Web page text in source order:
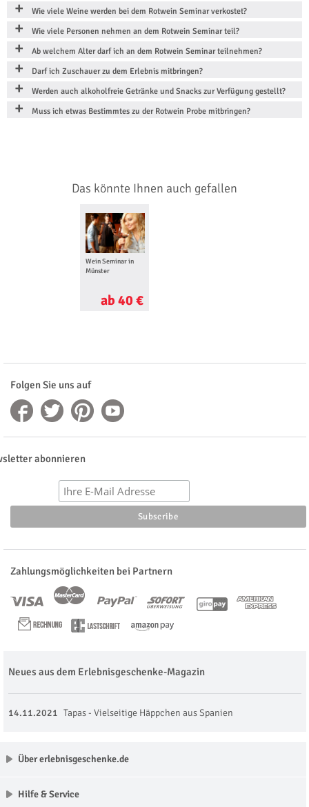
Wie viele Weine werden bei dem Rotwein Seminar verkostet?
Wie viele Personen nehmen an dem Rotwein Seminar teil?
Ab welchem Alter darf ich an dem Rotwein Seminar teilnehmen?
Darf ich Zuschauer zu dem Erlebnis mitbringen?
Werden auch alkoholfreie Getränke und Snacks zur Verfügung gestellt?
Muss ich etwas Bestimmtes zu der Rotwein Probe mitbringen?
Das könnte Ihnen auch gefallen
Wein Seminar in
Münster
ab 40 €
Folgen Sie uns auf
abonnieren
Zahlungsmöglichkeiten bei Partnern
Neues aus dem Erlebnisgeschenke-Magazin
14.11.2021 Tapas - Vielseitige Häppchen aus Spanien
Über erlebnisgeschenke.de
Hilfe & Service